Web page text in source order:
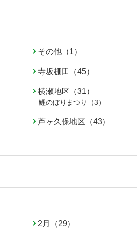
その他（1）
寺坂棚田（45）
横瀬地区（31）
鯉のぼりまつり（3）
芦ヶ久保地区（43）
2月（29）